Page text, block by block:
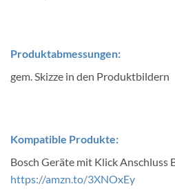
Produktabmessungen:
gem. Skizze in den Produktbildern
Kompatible Produkte:
Bosch Geräte mit Klick Anschluss
https://amzn.to/3XNOxEy